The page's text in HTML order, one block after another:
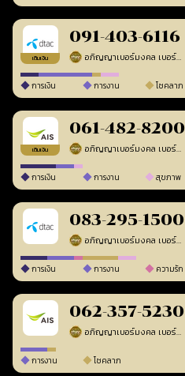
เติมเงิน
091-403-6116
อภิญญาเบอร์มงคล เบอร์สวยเลขศาสตร์
การเงิน การงาน โชคลาภ
เติมเงิน
061-482-8200
อภิญญาเบอร์มงคล เบอร์สวยเลขศาสตร์
การเงิน การงาน สุขภาพ
083-295-1500
อภิญญาเบอร์มงคล เบอร์สวยเลขศาสตร์
การเงิน การงาน ความรัก
062-357-5230
อภิญญาเบอร์มงคล เบอร์สวยเลขศาสตร์
การงาน โชคลาภ